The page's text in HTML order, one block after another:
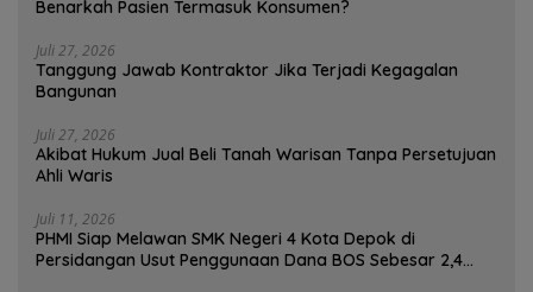
Benarkah Pasien Termasuk Konsumen?
Juli 27, 2026
Tanggung Jawab Kontraktor Jika Terjadi Kegagalan
Bangunan
Juli 27, 2026
Akibat Hukum Jual Beli Tanah Warisan Tanpa Persetujuan
Ahli Waris
Juli 11, 2026
PHMI Siap Melawan SMK Negeri 4 Kota Depok di
Persidangan Usut Penggunaan Dana BOS Sebesar 2,4